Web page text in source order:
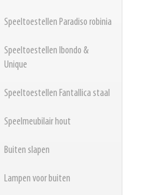
Speeltoestellen Paradiso robinia
Speeltoestellen Ibondo &
Unique
Speeltoestellen Fantallica staal
Speelmeubilair hout
Buiten slapen
Lampen voor buiten